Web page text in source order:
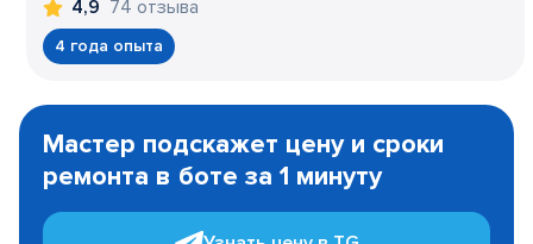
4,9 74 отзыва
4 года опыта
1
Мастер подскажет цену и сроки
ремонта в боте за 1 минуту